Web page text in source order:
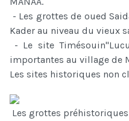
- Les grottes de oued
Kader au niveau du vieux
- Le site
importantes au village de
Les sites historiques non
Les grottes